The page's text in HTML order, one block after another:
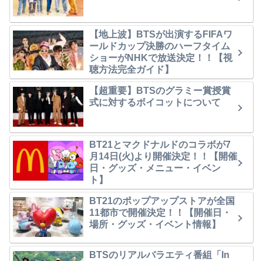
【地上波】BTSが出演するFIFAワ
ールドカップ決勝のハーフタイム
ショーがNHKで放送決定！！【視
聴方法完全ガイド】
【超重要】BTSのグラミー賞授賞
式に対するボイコットについて
BT21とマクドナルドのコラボが7
月14日(火)より開催決定！！【開催
日・グッズ・メニュー・イベン
ト】
BT21のポップアップストアが全国
11都市で開催決定！！【開催日・
場所・グッズ・イベント情報】
BTSのリアルバラエティ番組「In